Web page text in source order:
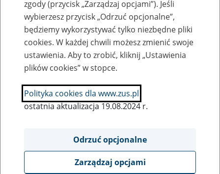
Nazwa zakładu pracy:
SZUKAJ
Ukryj wszystkie pozycje bazy
zgody (przycisk „Zarządzaj opcjami”). Jeśli
wybierzesz przycisk „Odrzuć opcjonalne”,
będziemy wykorzystywać tylko niezbędne pliki
cookies. W każdej chwili możesz zmienić swoje
ustawienia. Aby to zrobić, kliknij „Ustawienia
plików cookies” w stopce.
Polityka cookies dla www.zus.pl
ostatnia aktualizacja 19.08.2024 r.
Odrzuć opcjonalne
Zarządzaj opcjami